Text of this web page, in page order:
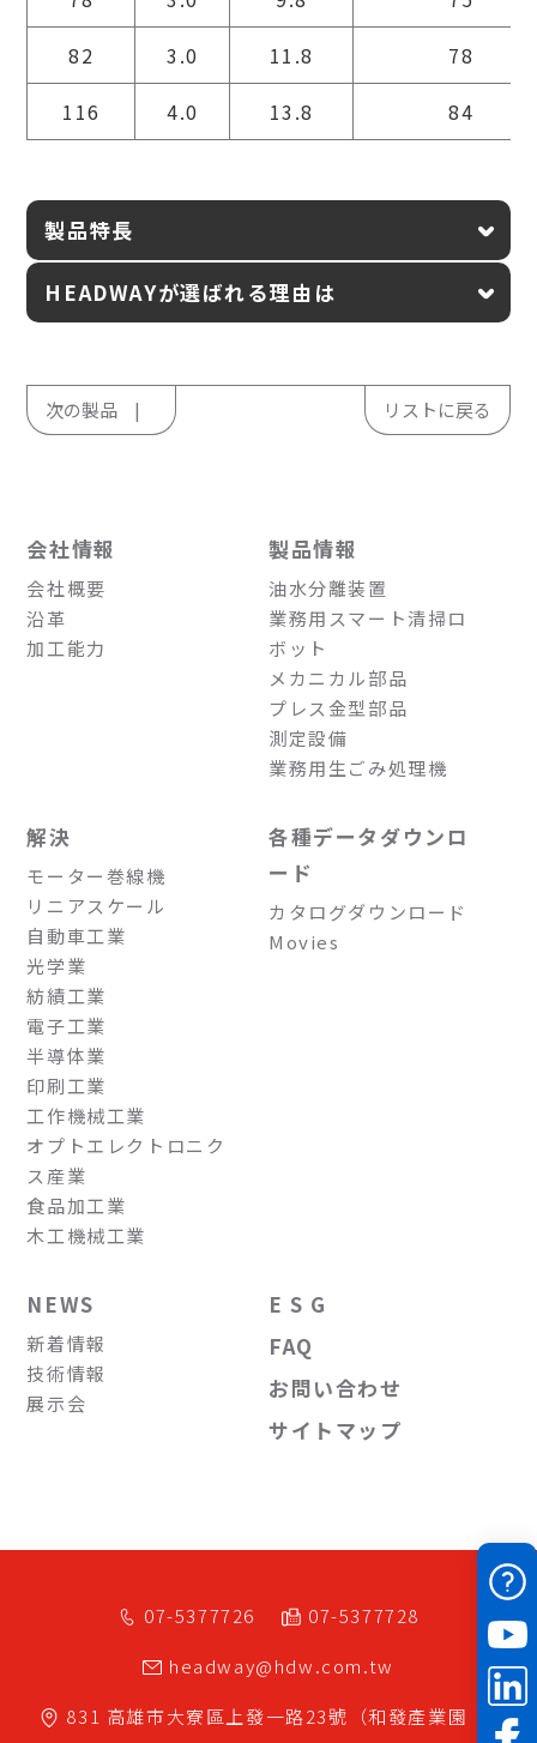
82
3.0 11.8
78
116
4.0 13.8 84
製品特長
HEADWAYが選ばれる理由は
次の製品 リストに戻る
会社情報
会社概要
沿革
加工能力
製品情報
油水分離装置
業務用スマート清掃ロ
ボット
メカニカル部品
プレス金型部品
測定設備
業務用生ごみ処理機
解決
モーター巻線機
リニアスケール
自動車工業
光学業
紡績工業
電子工業
半導体業
印刷工業
工作機械工業
オプトエレクトロニク
ス産業
食品加工業
木工機械工業
各種データダウンロ
ード
カタログダウンロード
Movies
NEWS
新着情報
技術情報
展示会
E S G
FAQ
お問い合わせ
サイトマップ
07-5377726
07-5377728
headway@hdw.com.tw
831 高雄市大寮區 上發一路23號（和發產業園